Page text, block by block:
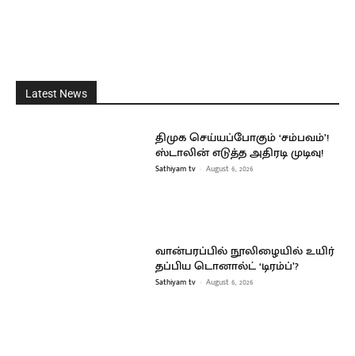
Latest News
திமுக செய்யப்போகும் ‘சம்பவம்’!
ஸ்டாலின் எடுத்த அதிரடி முடிவு!
Sathiyam tv - August 6, 2026
வான்பரப்பில் நூலிழையில் உயிர்
தப்பிய டொனால்ட் ‘டிரம்ப்’?
Sathiyam tv - August 6, 2026